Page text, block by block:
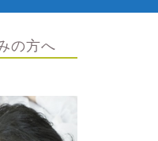
の方へ